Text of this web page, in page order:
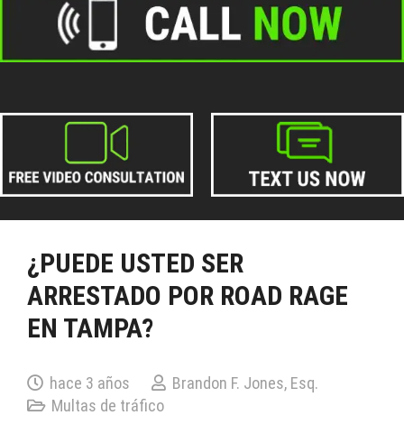
¿PUEDE USTED SER
ARRESTADO POR ROAD RAGE
EN TAMPA?
hace 3 años
Brandon F. Jones, Esq.
Multas de tráfico